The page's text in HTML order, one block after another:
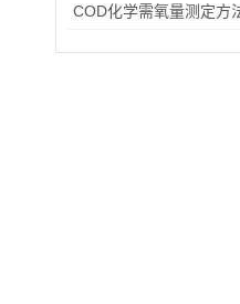
COD化学需氧量测定方